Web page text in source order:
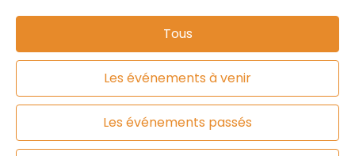
Tous
Les événements à venir
Les événements passés